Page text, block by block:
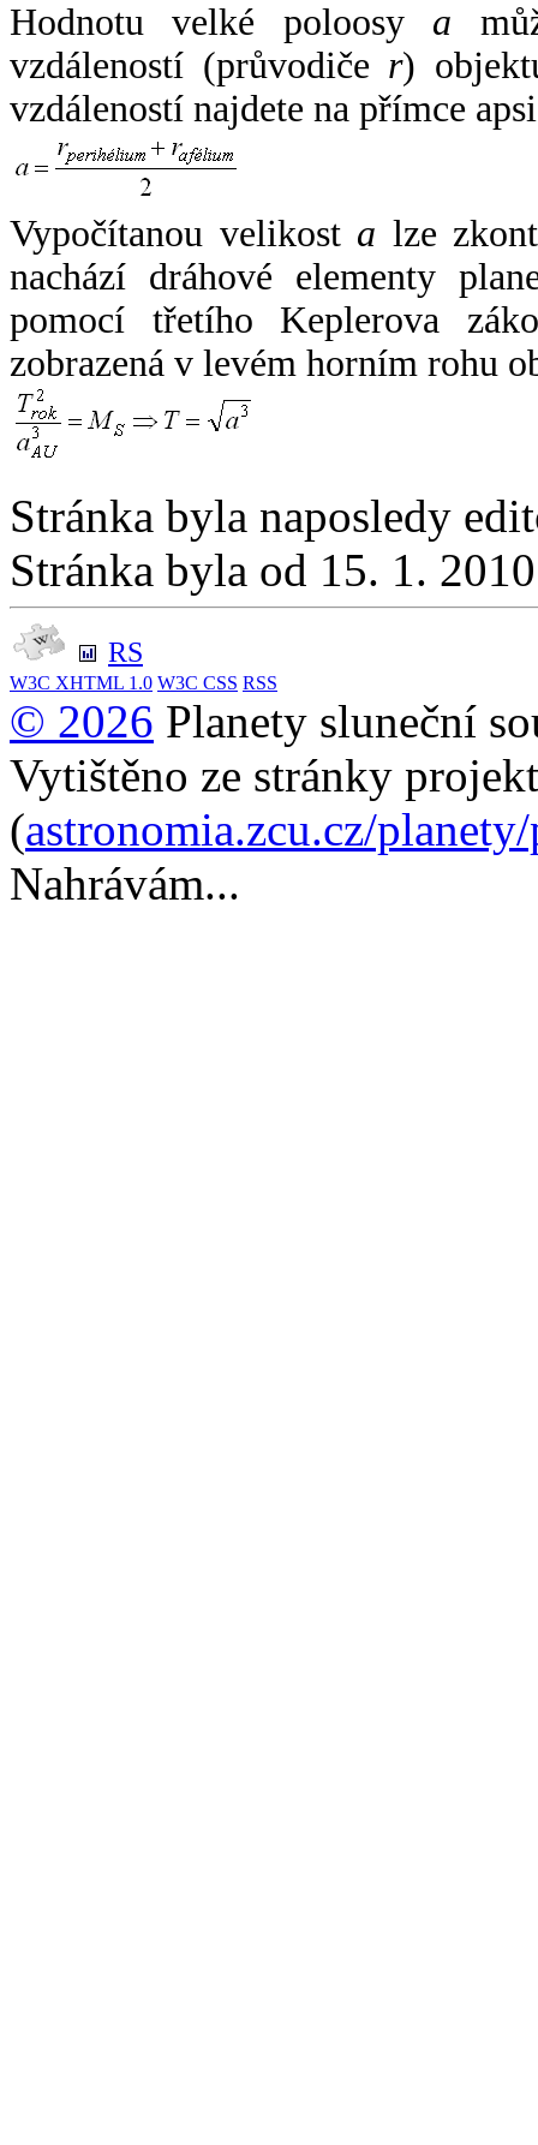
Hodnotu velké poloosy a
vzdáleností (průvodiče r)
vzdáleností najdete na přímce
Vypočítanou velikost a lze
nachází dráhové elementy
pomocí třetího Keplerova
zobrazená v levém horním rohu
Stránka byla naposledy
Stránka byla od 15. 1.
RS
W3C XHTML 1.0 W3C CSS RSS
© 2026 Planety sluneční
Vytištěno ze stránky
(astronomia.zcu.cz/
Nahrávám...